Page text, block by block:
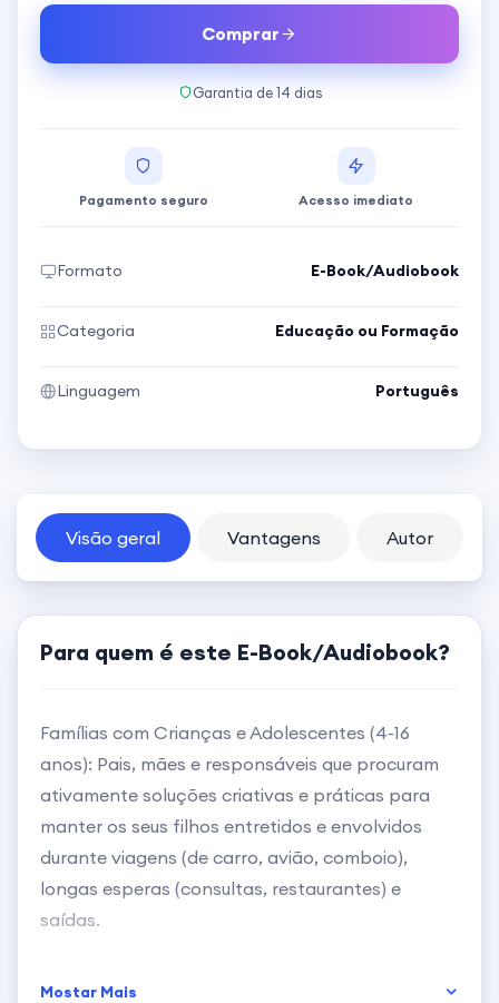
Visão geral Vantagens Autor
Para quem é este E-Book/Audiobook?
Famílias com Crianças e Adolescentes (4-16
anos): Pais, mães e responsáveis que procuram
ativamente soluções criativas e práticas para
manter os seus filhos entretidos e envolvidos
durante viagens (de carro, avião, comboio),
longas esperas (consultas, restaurantes) e
saídas.
Necessidade principal: Reduzir o tempo de ecrã
Mostar Mais
Comprar
Garantia de 14 dias
Pagamento seguro Acesso imediato
Formato E-Book/Audiobook
Categoria Educação ou Formação
Linguagem Português